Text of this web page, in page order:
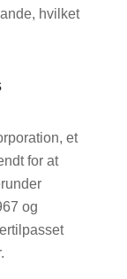
hvilket
et
for at
og